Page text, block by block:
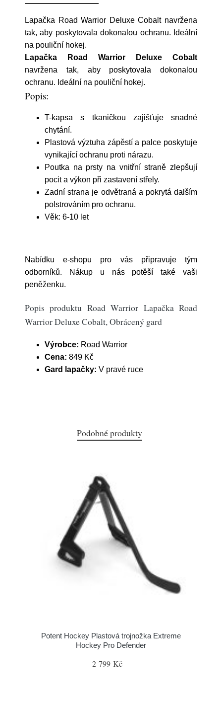
Lapačka Road Warrior Deluxe Cobalt navržena
tak, aby poskytovala dokonalou ochranu. Ideální
na pouliční hokej.
Lapačka Road Warrior Deluxe Cobalt
navržena tak, aby poskytovala dokonalou
ochranu. Ideální na pouliční hokej.
Popis:
T-kapsa s tkaničkou zajišťuje snadné
chytání.
Plastová výztuha zápěstí a palce poskytuje
vynikající ochranu proti nárazu.
Poutka na prsty na vnitřní straně zlepšují
pocit a výkon při zastavení střely.
Zadní strana je odvětraná a pokrytá dalším
polstrováním pro ochranu.
Věk: 6-10 let
Nabídku e-shopu pro vás připravuje tým
odborníků. Nákup u nás potěší také vaši
peněženku.
Popis produktu Road Warrior Lapačka Road
Warrior Deluxe Cobalt, Obrácený gard
Výrobce: Road Warrior
Cena: 849 Kč
Gard lapačky: V pravé ruce
Podobné produkty
Potent Hockey Plastová trojnožka Extreme
Hockey Pro Defender
2 799 Kč